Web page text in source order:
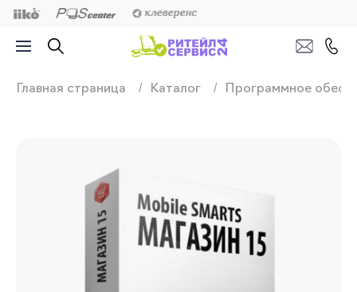
Продажа,
Главная страница Каталог Программное